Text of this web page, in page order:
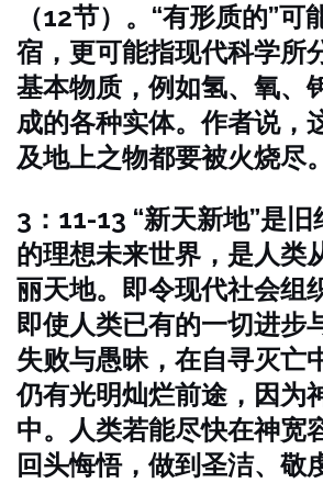
（12节）。“有形质的”可
宿，更可能指现代科学所
基本物质，例如氢、氧、
成的各种实体。作者说，
及地上之物都要被火烧尽。
3：11-13 “新天新地”是
的理想未来世界，是人类
丽天地。即令现代社会组
即使人类已有的一切进步
失败与愚昧，在自寻灭亡
仍有光明灿烂前途，因为
中。人类若能尽快在神宽
回头悔悟，做到圣洁、敬